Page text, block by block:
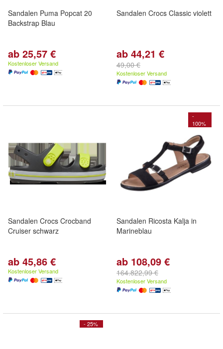
Sandalen Puma Popcat 20
Backstrap Blau
ab 25,57 €
Kostenloser Versand
Sandalen Crocs Classic violett
ab 44,21 €
49,00 €
Kostenloser Versand
Sandalen Crocs Crocband
Cruiser schwarz
ab 45,86 €
Kostenloser Versand
-
100%
Sandalen Ricosta Kalja in
Marineblau
ab 108,09 €
164.822,99 €
Kostenloser Versand
- 25%